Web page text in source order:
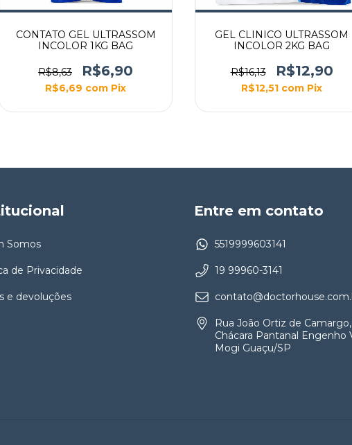
CONTATO GEL ULTRASSOM
INCOLOR 1KG BAG
R$8,63 R$6,90
R$6,69 com Pix
GEL CLINICO ULTRASSOM
INCOLOR 2KG BAG
R$16,13 R$12,90
R$12,51 com Pix
Somos
de Privacidade
e devoluções
Entre em contato
5519999603141
19 99960-3141
Rua João Ortiz de
Chácara Pantanal Engenho
Mogi Guaçu/SP